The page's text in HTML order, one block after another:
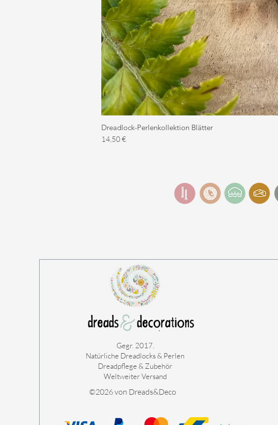
Dreadlock-Perlenkollektion Blätter
Preis
14,50 €
Gegr. 2017.
Natürliche Dreadlocks & Perlen
Dreadpflege & Zubehör
Weltweiter Versand
©2026 von Dreads&Deco